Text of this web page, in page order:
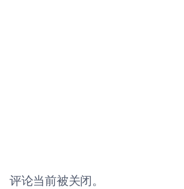
评论当前被关闭。